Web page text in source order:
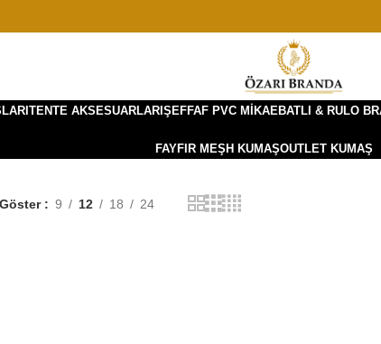
TENTE AKSESUARLARIŞEFFAF PVC MIKAEBATLI & RULO
FAYFIR MEŞH KUMAŞOUTLET KUMAŞ
Göster 9 12 18 24